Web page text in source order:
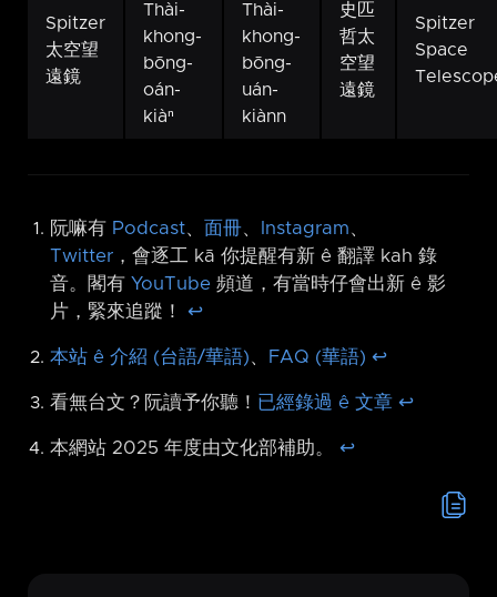
Spitzer
太空望
遠鏡
Thài-
khong-
bōng-
oán-
kiàⁿ
Thài-
khong-
bōng-
uán-
kiànn
史匹
哲太
空望
遠鏡
Spitzer
Space
阮嘛有 Podcast、 面冊、 Instagram、
Twitter ，會逐工 kā 你提醒有新 ê 翻譯 kah 錄
音。閣有 YouTube 頻道，有當時仔會出新 ê 影
片，緊來追蹤！ ↩︎
本站 ê 介紹 (台語/華語)、 FAQ (華語) ↩︎
看無台文？阮讀予你聽！ 已經錄過 ê 文章 ↩︎
本網站 2025 年度由文化部補助。 ↩︎